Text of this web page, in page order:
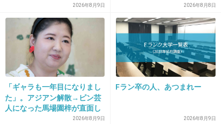
マリメッコ！！
全部かわいい❤
揃えたいけど高い…
再逮捕 「薬もありますよ」
とSNSで誘い出し
2026年8月9日 2026年8月8日
「ギャラも一年目になりまし
た」。アジアン解散→ピン芸
人になった馬場園梓が直面し
た現実、そして携える芸人と
2026年8月9日
Fラン卒の人、あつまれー
2026年8月9日